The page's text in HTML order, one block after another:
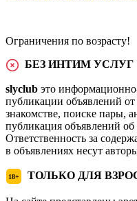
Ограничения по возрасту!
БЕЗ ИНТИМ УСЛУГ
slyclub это
публикации объявлений
знакомстве, поиске пары,
публикация объявлений об
Ответственность за
в объявлениях несут
18+ ТОЛЬКО ДЛЯ